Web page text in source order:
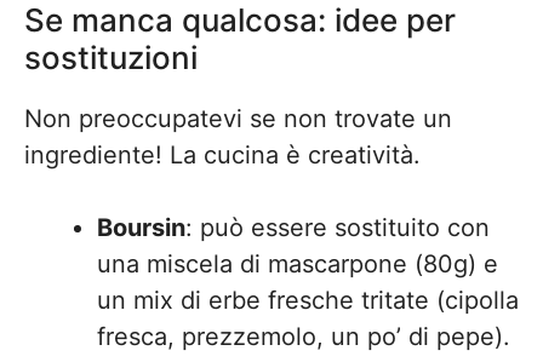
Se manca qualcosa: idee per
sostituzioni
Non preoccupatevi se non trovate un
ingrediente! La cucina è creatività.
Boursin: può essere sostituito con
una miscela di mascarpone (80g) e
un mix di erbe fresche tritate (cipolla
fresca, prezzemolo, un po’ di pepe).